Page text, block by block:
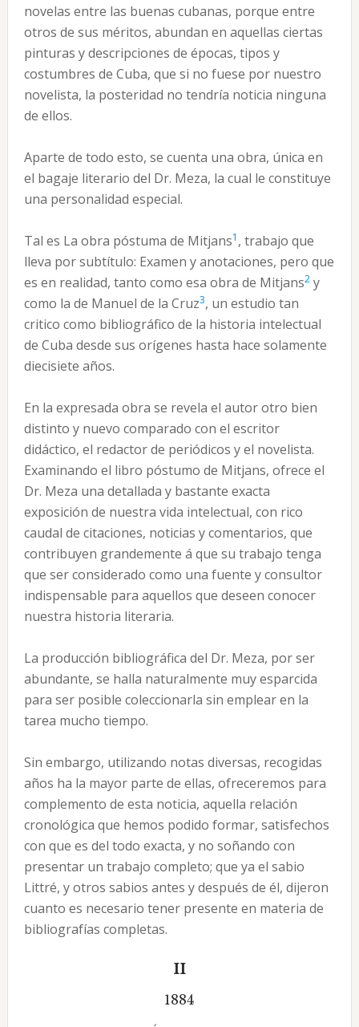
novelas entre las buenas cubanas, porque entre
otros de sus méritos, abundan en aquellas ciertas
pinturas y descripciones de épocas, tipos y
costumbres de Cuba, que si no fuese por nuestro
novelista, la posteridad no tendría noticia ninguna
de ellos.
Aparte de todo esto, se cuenta una obra, única en
el bagaje literario del Dr. Meza, la cual le constituye
una personalidad especial.
Tal es La obra póstuma de Mitjans1 , trabajo que
lleva por subtítulo: Examen y anotaciones, pero que
es en realidad, tanto como esa obra de Mitjans2y
como la de Manuel de la Cruz3, un estudio tan
critico como bibliográfico de la historia intelectual
de Cuba desde sus orígenes hasta hace solamente
diecisiete años.
En la expresada obra se revela el autor otro bien
distinto y nuevo comparado con el escritor
didáctico, el redactor de periódicos y el novelista.
Examinando el libro póstumo de Mitjans, ofrece el
Dr. Meza una detallada y bastante exacta
exposición de nuestra vida intelectual, con rico
caudal de citaciones, noticias y comentarios, que
contribuyen grandemente á que su trabajo tenga
que ser considerado como una fuente y consultor
indispensable para aquellos que deseen conocer
nuestra historia literaria.
La producción bibliográfica del Dr. Meza, por ser
abundante, se halla naturalmente muy esparcida
para ser posible coleccionarla sin emplear en la
tarea mucho tiempo.
Sin embargo, utilizando notas diversas, recogidas
años ha la mayor parte de ellas, ofreceremos para
complemento de esta noticia, aquella relación
cronológica que hemos podido formar, satisfechos
con que es del todo exacta, y no soñando con
presentar un trabajo completo; que ya el sabio
Littré, y otros sabios antes y después de él, dijeron
cuanto es necesario tener presente en materia de
bibliografías completas.
II
1884